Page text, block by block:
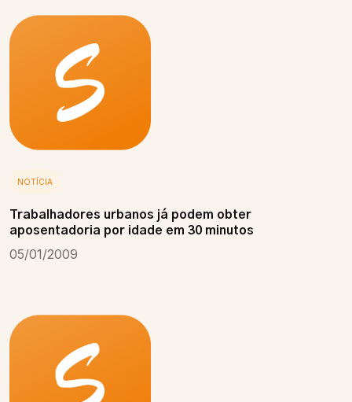
NOTÍCIA
Trabalhadores urbanos já podem obter
aposentadoria por idade em 30 minutos
05/01/2009